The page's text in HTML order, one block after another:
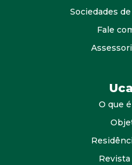
Sociedades
Fale
O que